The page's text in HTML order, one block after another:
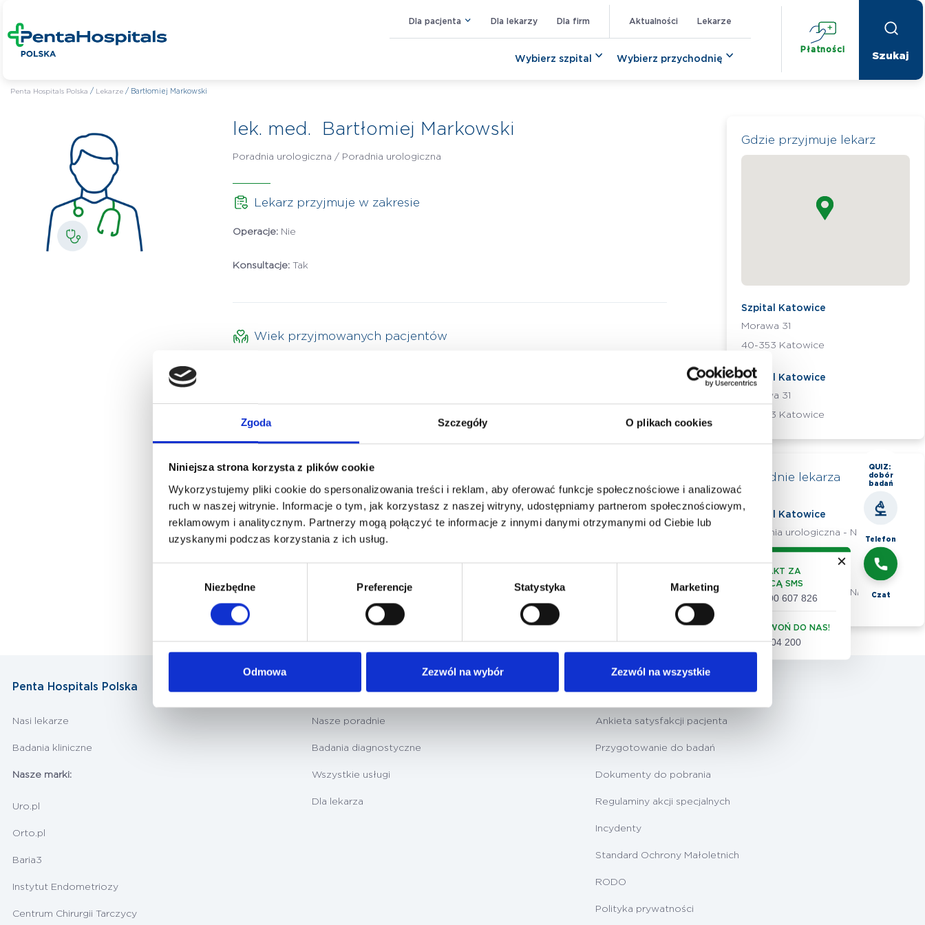
Zgoda Szczegóły O plikach cookies
Niniejsza strona korzysta z plików cookie
Wykorzystujemy pliki cookie do spersonalizowania treści i reklam, aby oferować funkcje społecznościowe i analizować
ruch w naszej witrynie. Informacje o tym, jak korzystasz z naszej witryny, udostępniamy partnerom społecznościowym,
reklamowym i analitycznym. Partnerzy mogą połączyć te informacje z innymi danymi otrzymanymi od Ciebie lub
uzyskanymi podczas korzystania z ich usług.
Niezbędne Preferencje Statystyka Marketing
Odmowa Zezwól na wybór Zezwól na wszystkie
Dla pacjenta Dla lekarzy Dla firm Aktualności Lekarze
Płatności
Wybierz szpital Wybierz przychodnię
Penta Hospitals Polska / Lekarze/ Bartłomiej Markowski
lek. med. Bartłomiej Markowski
Poradnia urologiczna / Poradnia urologiczna
Lekarz przyjmuje w zakresie
Operacje: Nie
Konsultacje: Tak
Wiek przyjmowanych pacjentów
Języki
Gdzie przyjmuje lekarz
Szpital Katowice
Morawa 31
40-353 Katowice
Szpital Katowice
Morawa 31
40-353 Katowice
Poradnie lekarza
Szpital Katowice
Poradnia urologiczna - NFZ
Szpital Katowice
Poradnia urologiczna - NFZ
Penta Hospitals Polska
Nasi lekarze
Badania kliniczne
Nasze marki:
Uro.pl
Orto.pl
Baria3
Instytut Endometriozy
Centrum Chirurgii Tarczycy
Nasza oferta
Nasze poradnie
Badania diagnostyczne
Wszystkie usługi
Dla lekarza
Ankieta satysfakcji pacjenta
Przygotowanie do badań
Dokumenty do pobrania
Regulaminy akcji specjalnych
Incydenty
Standard Ochrony Małoletnich
RODO
Polityka prywatności
QUIZ:
dobór
badań
Telefon
KONTAKT ZA
POMOCĄ SMS
+48 500 607 826
ZADZWOŃ DO NAS!
61 86 04 200
Czat